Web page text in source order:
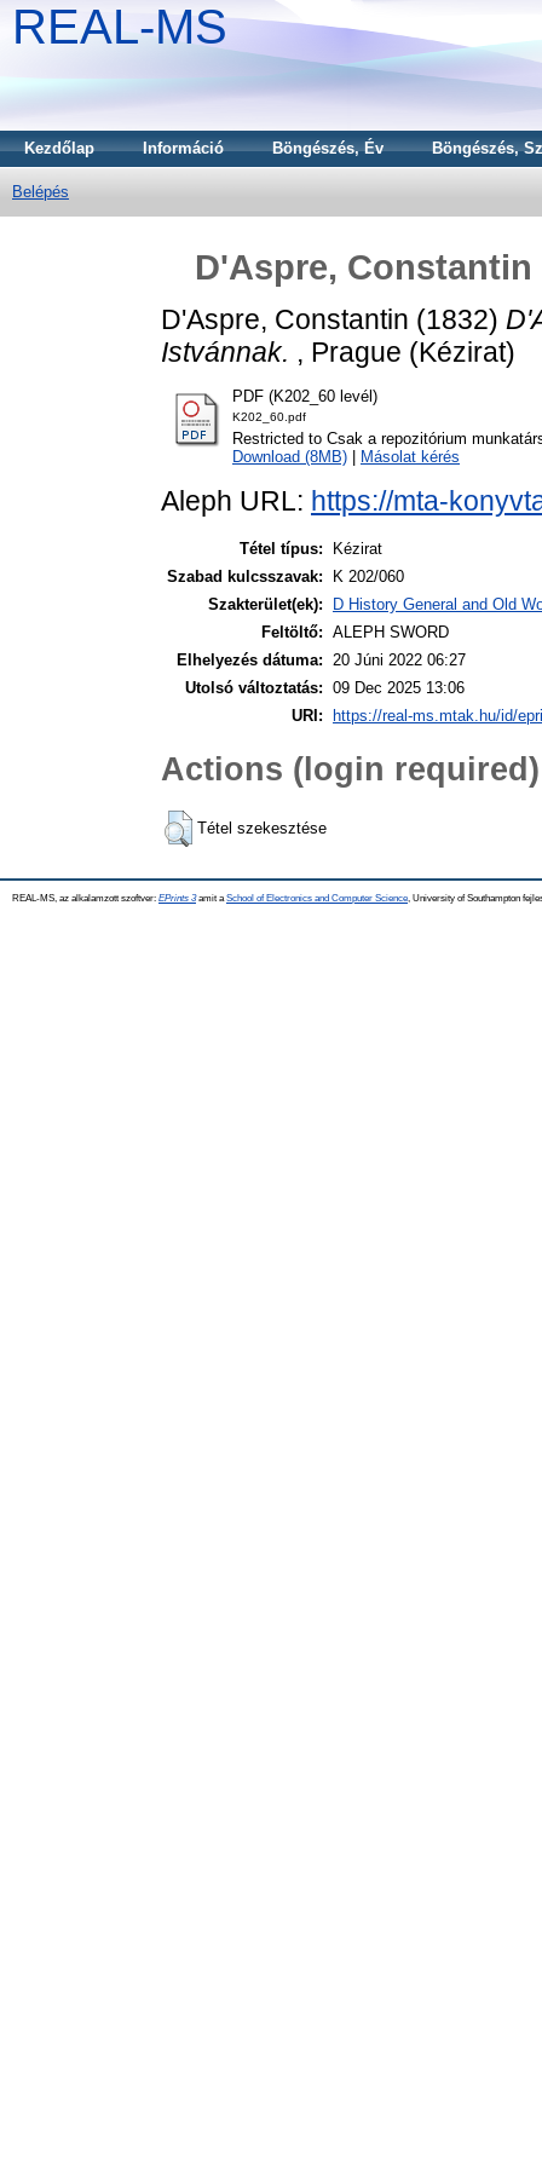
REAL-MS
Kezdőlap Információ Böngészés, Év Böngészés,
Belépés
D'Aspre,
D'Aspre, Constantin (1832)
Istvánnak. , Prague (Kézirat)
PDF (K202_60 levél)
K202_60.pdf
Restricted to Csak a repozitórium
Download (8MB)
Másolat kérés
Aleph URL: https://mta-
Tétel típus:
Kézirat
Szabad kulcsszavak:
K 202/060
Szakterület(ek):
D History General and Old
Feltöltő: ALEPH SWORD
Elhelyezés dátuma: 20 Júni 2022 06:27
Utolsó változtatás: 09 Dec 2025 13:06
URI:
https://real-ms.mtak.hu/id/
Actions (login required)
Tétel szekesztése
REAL-MS, az alkalamzott szoftver: EPrints 3amit a School of Electronics and Computer Science , University of Southampton